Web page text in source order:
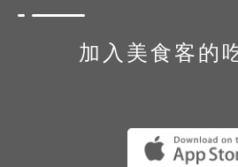
加入美食客的